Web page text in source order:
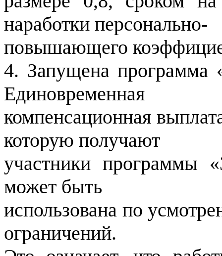
наработки персонально-
повышающего
4. Запущена программа
Единовременная
компенсационная
которую получают
участники программы
может быть
использована по
ограничений.